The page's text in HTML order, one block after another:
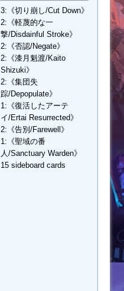
3:《切り崩し/Cut Down》
2:《軽蔑的な一
撃/Disdainful Stroke》
2:《否認/Negate》
2:《漆月魁渡/Kaito
Shizuki》
2:《集団失
踪/Depopulate》
1:《復活したアーテ
イ/Ertai Resurrected》
2:《告別/Farewell》
1:《聖域の番
人/Sanctuary Warden》
15 sideboard cards